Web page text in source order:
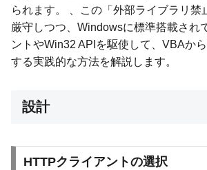
られます。 、この「外部ライブラリ禁
厳守しつつ、Windowsに標準搭載され
ントやWin32 APIを駆使して、VBAか
する実践的な方法を解説します。
設計
HTTPクライアントの選択